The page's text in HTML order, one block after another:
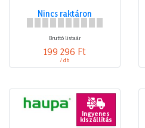
Nincs raktáron
Bruttó listaár
199 296 Ft
/ db
Ingyenes
kiszállítás